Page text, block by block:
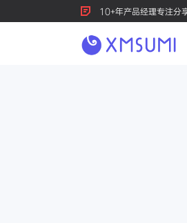
10+年产品经理专注分